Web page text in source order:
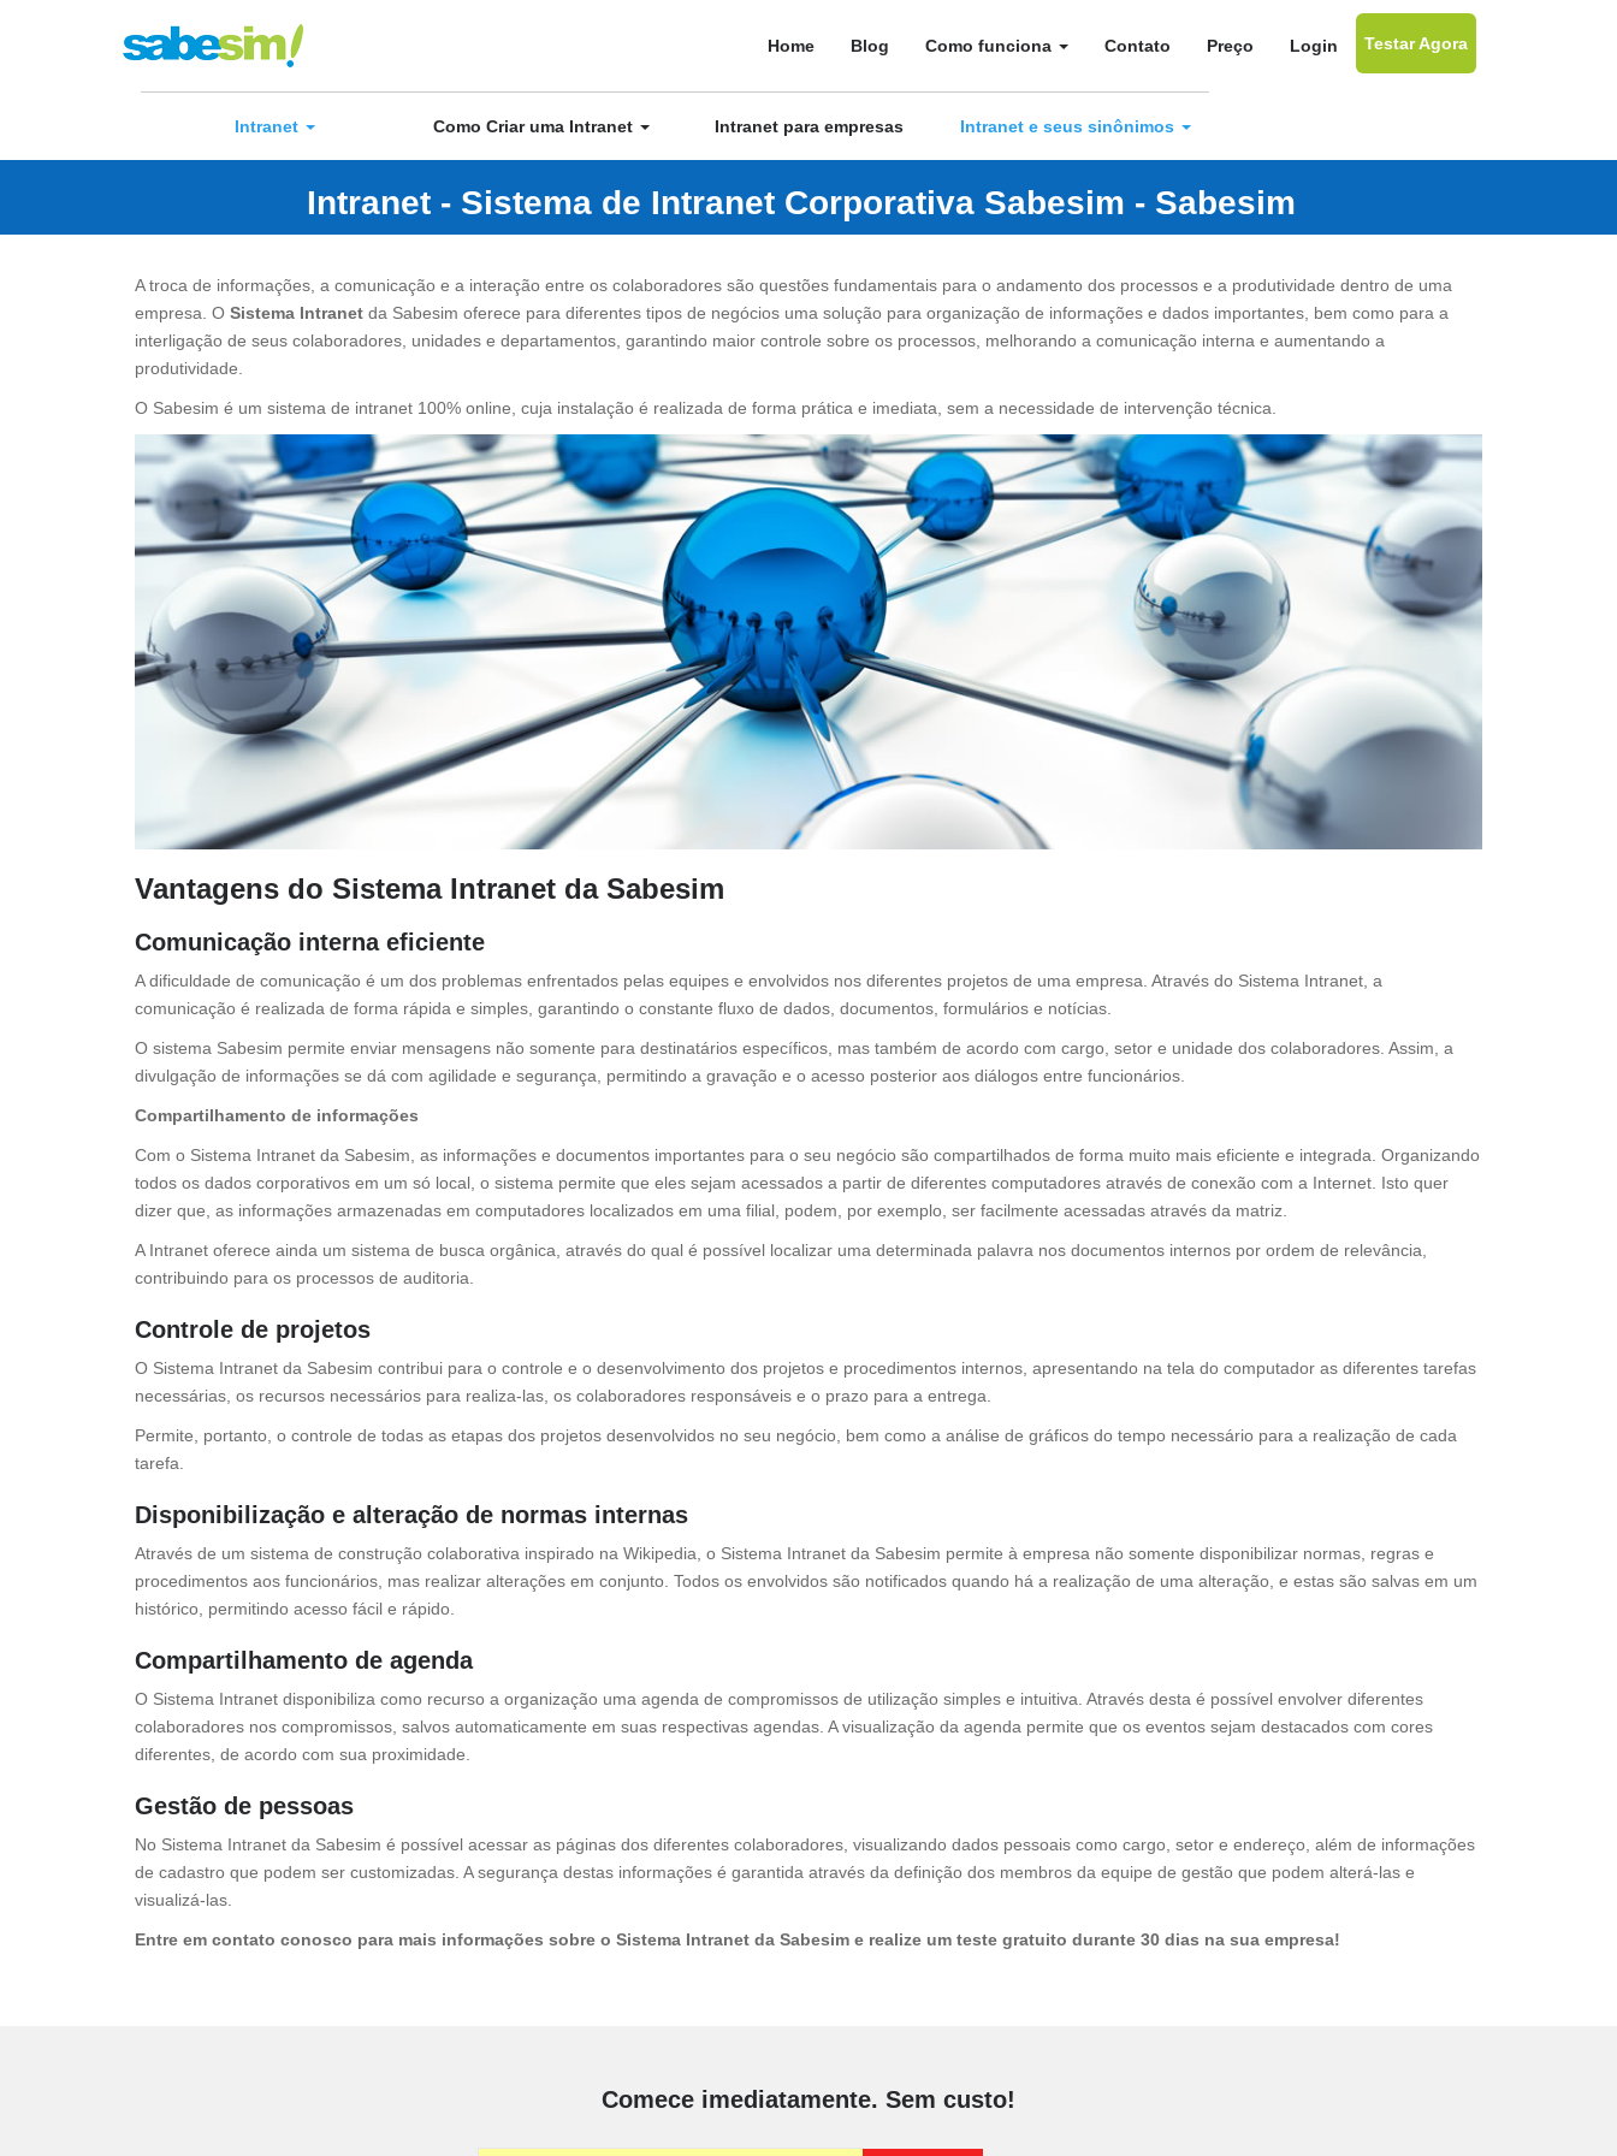
Home Blog Como funciona Contato Preço Login Testar Agora
Intranet Como Criar uma Intranet Intranet para empresas Intranet e seus sinônimos
Intranet - Sistema de Intranet Corporativa Sabesim - Sabesim
A troca de informações, a comunicação e a interação entre os colaboradores são questões fundamentais para o andamento dos processos e a produtividade dentro de uma
empresa. O Sistema Intranet da Sabesim oferece para diferentes tipos de negócios uma solução para organização de informações e dados importantes, bem como para a
interligação de seus colaboradores, unidades e departamentos, garantindo maior controle sobre os processos, melhorando a comunicação interna e aumentando a
produtividade.
O Sabesim é um sistema de intranet 100% online, cuja instalação é realizada de forma prática e imediata, sem a necessidade de intervenção técnica.
Vantagens do Sistema Intranet da Sabesim
Comunicação interna eficiente
A dificuldade de comunicação é um dos problemas enfrentados pelas equipes e envolvidos nos diferentes projetos de uma empresa. Através do Sistema Intranet, a
comunicação é realizada de forma rápida e simples, garantindo o constante fluxo de dados, documentos, formulários e notícias.
O sistema Sabesim permite enviar mensagens não somente para destinatários específicos, mas também de acordo com cargo, setor e unidade dos colaboradores. Assim, a
divulgação de informações se dá com agilidade e segurança, permitindo a gravação e o acesso posterior aos diálogos entre funcionários.
Compartilhamento de informações
Com o Sistema Intranet da Sabesim, as informações e documentos importantes para o seu negócio são compartilhados de forma muito mais eficiente e integrada. Organizando
todos os dados corporativos em um só local, o sistema permite que eles sejam acessados a partir de diferentes computadores através de conexão com a Internet. Isto quer
dizer que, as informações armazenadas em computadores localizados em uma filial, podem, por exemplo, ser facilmente acessadas através da matriz.
A Intranet oferece ainda um sistema de busca orgânica, através do qual é possível localizar uma determinada palavra nos documentos internos por ordem de relevância,
contribuindo para os processos de auditoria.
Controle de projetos
O Sistema Intranet da Sabesim contribui para o controle e o desenvolvimento dos projetos e procedimentos internos, apresentando na tela do computador as diferentes tarefas
necessárias, os recursos necessários para realiza-las, os colaboradores responsáveis e o prazo para a entrega.
Permite, portanto, o controle de todas as etapas dos projetos desenvolvidos no seu negócio, bem como a análise de gráficos do tempo necessário para a realização de cada
tarefa.
Disponibilização e alteração de normas internas
Através de um sistema de construção colaborativa inspirado na Wikipedia, o Sistema Intranet da Sabesim permite à empresa não somente disponibilizar normas, regras e
procedimentos aos funcionários, mas realizar alterações em conjunto. Todos os envolvidos são notificados quando há a realização de uma alteração, e estas são salvas em um
histórico, permitindo acesso fácil e rápido.
Compartilhamento de agenda
O Sistema Intranet disponibiliza como recurso a organização uma agenda de compromissos de utilização simples e intuitiva. Através desta é possível envolver diferentes
colaboradores nos compromissos, salvos automaticamente em suas respectivas agendas. A visualização da agenda permite que os eventos sejam destacados com cores
diferentes, de acordo com sua proximidade.
Gestão de pessoas
No Sistema Intranet da Sabesim é possível acessar as páginas dos diferentes colaboradores, visualizando dados pessoais como cargo, setor e endereço, além de informações
de cadastro que podem ser customizadas. A segurança destas informações é garantida através da definição dos membros da equipe de gestão que podem alterá-las e
visualizá-las.
Entre em contato conosco para mais informações sobre o Sistema Intranet da Sabesim e realize um teste gratuito durante 30 dias na sua empresa!
Comece imediatamente. Sem custo!